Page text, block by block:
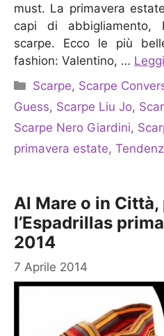
must. La primavera
capi di abbigliamento,
scarpe. Ecco le più
fashion: Valentino, …
Categorie
Scarpe, Scarpe
Guess, Scarpe Liu Jo,
Scarpe Nero Giardini,
primavera estate,
Al Mare o in
l’Espadrillas
2014
7 Aprile 2014